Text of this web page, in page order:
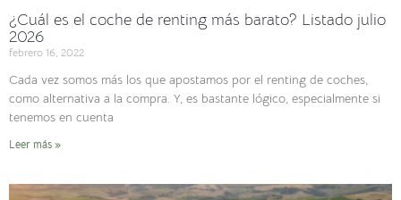
¿Cuál es el coche de renting más barato? Listado julio
2026
febrero 16, 2022
Cada vez somos más los que apostamos por el renting de coches,
como alternativa a la compra. Y, es bastante lógico, especialmente si
tenemos en cuenta
Leer más »